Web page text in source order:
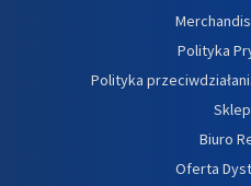
Polityka
Polityka
Sklep
Biuro
Oferta